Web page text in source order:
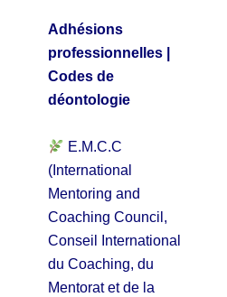
Adhésions
professionnelles |
Codes de
déontologie
E.M.C.C
(International
Mentoring and
Coaching Council,
Conseil International
du Coaching, du
Mentorat et de la